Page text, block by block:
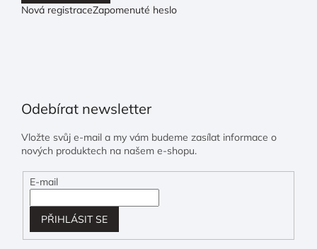
Nová registraceZapomenuté heslo
Odebírat newsletter
Vložte svůj e-mail a my vám budeme zasílat informace o
nových produktech na našem e-shopu.
E-mail
PŘIHLÁSIT SE